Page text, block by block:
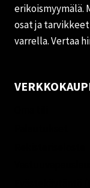
erikoismyymälä.
osat ja
varrella. Vertaa